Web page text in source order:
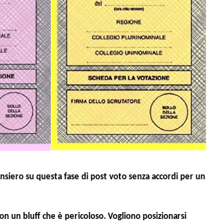
su questa fase di post voto senza accordi per un
un bluff che è pericoloso. Vogliono posizionarsi